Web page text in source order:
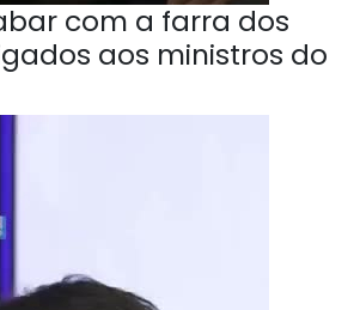
com a farra dos
aos ministros do